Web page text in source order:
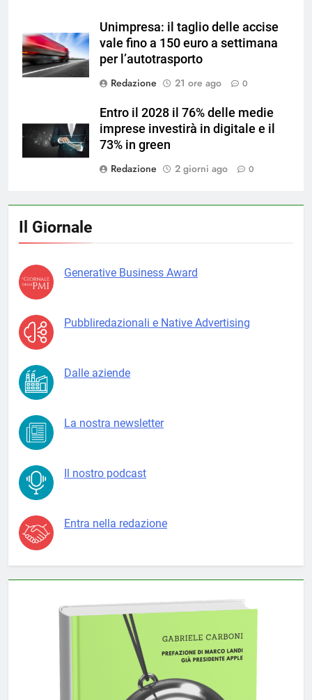
Unimpresa: il taglio delle accise
vale fino a 150 euro a settimana
per l’autotrasporto
Redazione
21 ore ago 0
Entro il 2028 il 76% delle medie
imprese investirà in digitale e il
73% in green
Redazione
2 giorni ago 0
Il Giornale
Generative Business Award
Pubbliredazionali e Native Advertising
Dalle aziende
La nostra newsletter
Il nostro podcast
Entra nella redazione